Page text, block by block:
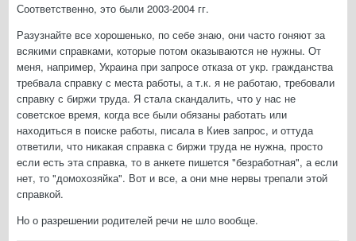
Соответственно, это были 2003-2004 гг.
Разузнайте все хорошенько, по себе знаю, они часто гоняют за
всякими справками, которые потом оказываются не нужны. От
меня, например, Украина при запросе отказа от укр. гражданства
требвала справку с места работы, а т.к. я не работаю, требовали
справку с биржи труда. Я стала скандалить, что у нас не
советское время, когда все были обязаны работать или
находиться в поиске работы, писала в Киев запрос, и оттуда
ответили, что никакая справка с биржи труда не нужна, просто
если есть эта справка, то в анкете пишется "безработная", а если
нет, то "домохозяйка". Вот и все, а они мне нервы трепали этой
справкой.
Но о разрешении родителей речи не шло вообще.